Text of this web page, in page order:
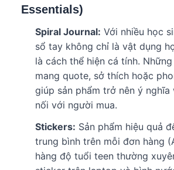
Essentials)
Spiral Journal: Với nhiều học
sổ tay không chỉ là vật dụng
là cách thể hiện cá tính.
mang quote, sở thích hoặc
giúp sản phẩm trở nên ý
nối với người mua.
Stickers: Sản phẩm hiệu quả
trung bình trên mỗi đơn hàng
hàng độ tuổi teen thường